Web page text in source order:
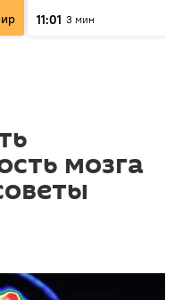
11:01 3 мин
мозга